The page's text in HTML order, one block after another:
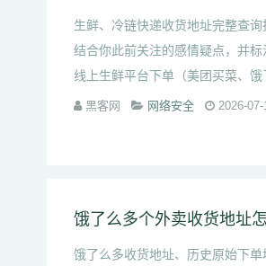
生鲜、冷链快递收货地址完整查
结合你此前关注的感情疑点，并
线上生鲜平台下单（美团买菜、饿
黑客网 网络安全 2026-07-
饿了么多收货地址、历史原始下